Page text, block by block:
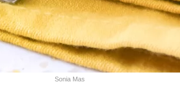
Sonia Mas